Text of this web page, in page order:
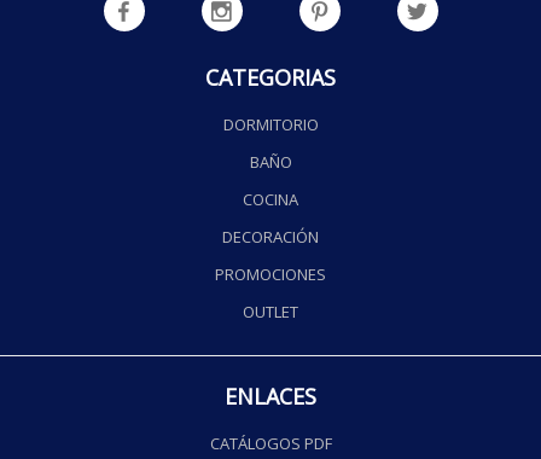
CATEGORIAS
DORMITORIO
BAÑO
COCINA
DECORACIÓN
PROMOCIONES
OUTLET
ENLACES
CATÁLOGOS PDF